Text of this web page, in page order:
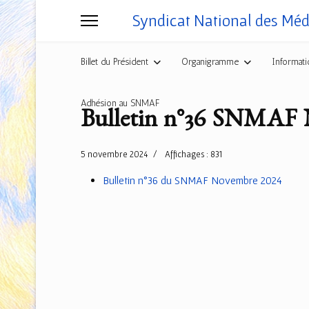
Syndicat National des
Billet du Président Organigramme
Adhésion au SNMAF
Bulletin n°36 SNMAF
5 novembre 2024 Affichages : 831
Bulletin n°36 du SNMAF Novembre 2024